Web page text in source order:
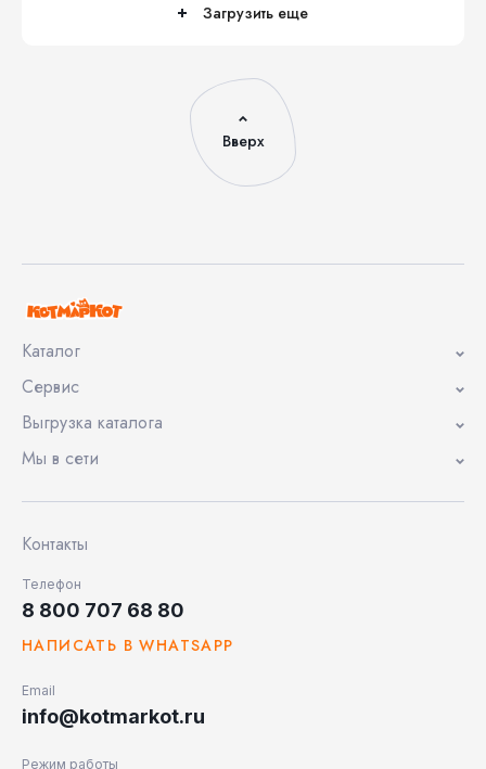
Загрузить еще
Вверх
Каталог
Сервис
Выгрузка каталога
Мы в сети
Контакты
Телефон
8 800 707 68 80
НАПИСАТЬ В WHATSAPP
Email
info@kotmarkot.ru
Режим работы